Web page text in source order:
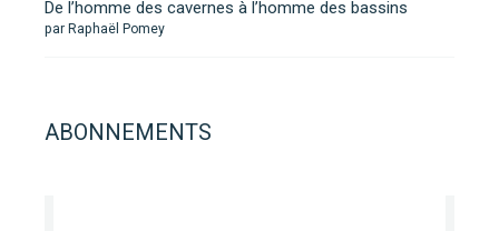
De l’homme des cavernes à l’homme des bassins
par Raphaël Pomey
ABONNEMENTS